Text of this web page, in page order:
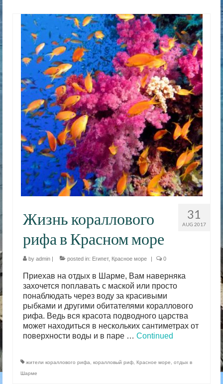
31
AUG 2017
Жизнь кораллового
рифа в Красном море
by admin | posted in: Египет, Красное море | 0
Приехав на отдых в Шарме, Вам наверняка
захочется поплавать с маской или просто
понаблюдать через воду за красивыми
рыбками и другими обитателями кораллового
рифа. Ведь вся красота подводного царства
может находиться в нескольких сантиметрах от
поверхности воды и в паре … Continued
жители кораллового рифа коралловый риф Красное море
отдых в
Шарме